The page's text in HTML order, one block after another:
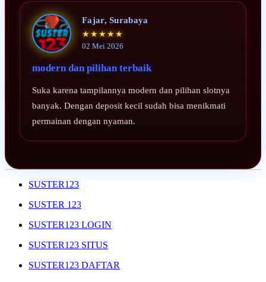
Fajar, Surabaya
★★★★★
02 Mei 2026
modern dan pilihan terbaik
Suka karena tampilannya modern dan pilihan slotnya
banyak. Dengan deposit kecil sudah bisa menikmati
permainan dengan nyaman.
SUSTER123
SUSTER 123
SUSTER123 LOGIN
SUSTER123 SITUS
SUSTER123 DAFTAR